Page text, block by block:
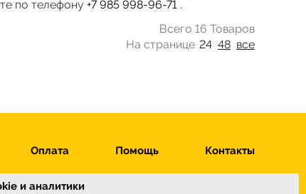
по телефону +7 985 998-96-71 .
Всего 16 Товаров
На странице 24 48 все
Оплата Помощь Контакты
и аналитики